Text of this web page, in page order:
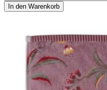
In den Warenkorb